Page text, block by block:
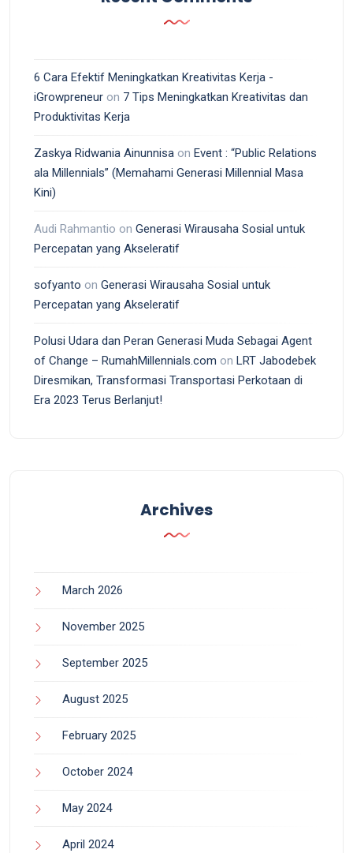
6 Cara Efektif Meningkatkan Kreativitas Kerja -
iGrowpreneur on 7 Tips Meningkatkan Kreativitas dan
Produktivitas Kerja
Zaskya Ridwania Ainunnisa on Event : “Public Relations
ala Millennials” (Memahami Generasi Millennial Masa
Kini)
Audi Rahmantio on Generasi Wirausaha Sosial untuk
Percepatan yang Akseleratif
sofyanto on Generasi Wirausaha Sosial untuk
Percepatan yang Akseleratif
Polusi Udara dan Peran Generasi Muda Sebagai Agent
of Change – RumahMillennials.com on LRT Jabodebek
Diresmikan, Transformasi Transportasi Perkotaan di
Era 2023 Terus Berlanjut!
Archives
March 2026
November 2025
September 2025
August 2025
February 2025
October 2024
May 2024
April 2024